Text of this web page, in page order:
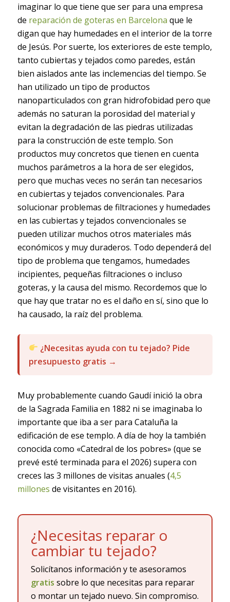
imaginar lo que tiene que ser para una empresa
de reparación de goteras en Barcelona que le
digan que hay humedades en el interior de la torre
de Jesús. Por suerte, los exteriores de este templo,
tanto cubiertas y tejados como paredes, están
bien aislados ante las inclemencias del tiempo. Se
han utilizado un tipo de productos
nanoparticulados con gran hidrofobidad pero que
además no saturan la porosidad del material y
evitan la degradación de las piedras utilizadas
para la construcción de este templo. Son
productos muy concretos que tienen en cuenta
muchos parámetros a la hora de ser elegidos,
pero que muchas veces no serán tan necesarios
en cubiertas y tejados convencionales. Para
solucionar problemas de filtraciones y humedades
en las cubiertas y tejados convencionales se
pueden utilizar muchos otros materiales más
económicos y muy duraderos. Todo dependerá del
tipo de problema que tengamos, humedades
incipientes, pequeñas filtraciones o incluso
goteras, y la causa del mismo. Recordemos que lo
que hay que tratar no es el daño en sí, sino que lo
ha causado, la raíz del problema.
¿Necesitas ayuda con tu tejado? Pide
presupuesto gratis →
Muy probablemente cuando Gaudí inició la obra
de la Sagrada Familia en 1882 ni se imaginaba lo
importante que iba a ser para Cataluña la
edificación de ese templo. A día de hoy la también
conocida como «Catedral de los pobres» (que se
prevé esté terminada para el 2026) supera con
creces las 3 millones de visitas anuales (4,5
millones de visitantes en 2016).
¿Necesitas reparar o
cambiar tu tejado?
Solicítanos información y te asesoramos
gratis sobre lo que necesitas para reparar
o montar un tejado nuevo. Sin compromiso.